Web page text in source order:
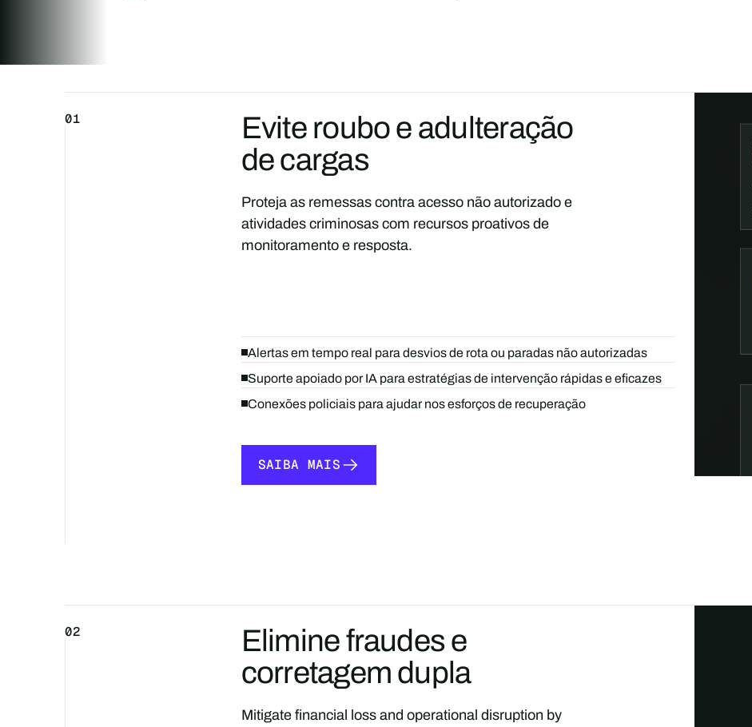
01
Evite roubo e adulteração
de cargas
Proteja as remessas contra acesso não autorizado e
atividades criminosas com recursos proativos de
monitoramento e resposta.
Alertas em tempo real para desvios de rota ou paradas não autorizadas
Suporte apoiado por IA para estratégias de intervenção rápidas e eficazes
Conexões policiais para ajudar nos esforços de recuperação
SAIBA MAIS
SAIBA MAIS
02
Elimine fraudes e
corretagem dupla
Mitigate financial loss and operational disruption by